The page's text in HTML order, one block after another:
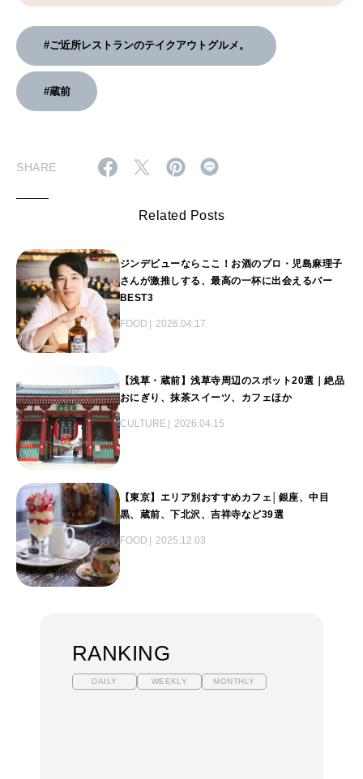
#ご近所レストランのテイクアウトグルメ。
#蔵前
SHARE
Related Posts
ジンデビューならここ！お酒のプロ・児島麻理子
さんが激推しする、最高の一杯に出会えるバー
BEST3
FOOD 2026.04.17
【浅草・蔵前】浅草寺周辺のスポット20選｜絶品
おにぎり、抹茶スイーツ、カフェほか
CULTURE 2026.04.15
【東京】エリア別おすすめカフェ│銀座、中目
黒、蔵前、下北沢、吉祥寺など39選
FOOD 2025.12.03
RANKING
DAILY WEEKLY MONTHLY